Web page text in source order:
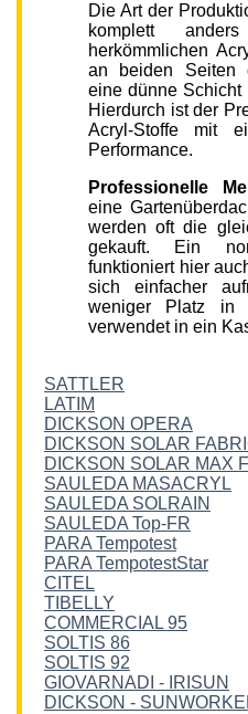
Die Art der
komplett
herkömmlichen
an beiden Seiten
eine dünne Schicht
Hierdurch ist der
Acryl-Stoffe mit
Performance.
Professionelle
eine
werden oft die
gekauft. Ein
funktioniert hier
sich einfacher
weniger Platz in
verwendet in ein
SATTLER
LATIM
DICKSON OPERA
DICKSON SOLAR
DICKSON SOLAR MAX
SAULEDA MASACRYL
SAULEDA SOLRAIN
SAULEDA Top-FR
PARA Tempotest
PARA TempotestStar
CITEL
TIBELLY
COMMERCIAL 95
SOLTIS 86
SOLTIS 92
GIOVARNADI - IRISUN
DICKSON -